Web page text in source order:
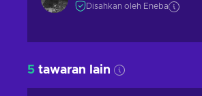
Disahkan oleh Eneba
5 tawaran lain